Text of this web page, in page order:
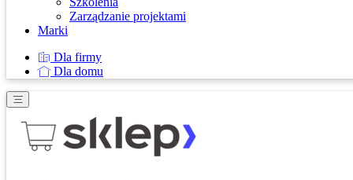
Zarządzanie projektami
Marki
Dla firmy
Dla domu